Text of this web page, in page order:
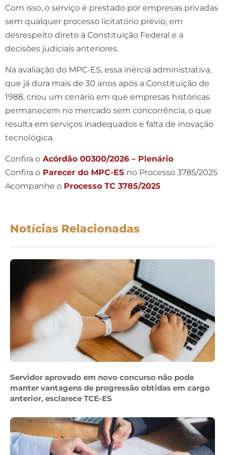
Com isso, o serviço é prestado por empresas privadas
sem qualquer processo licitatório prévio, em
desrespeito direto à Constituição Federal e a
decisões judiciais anteriores.
Na avaliação do MPC-ES, essa inércia administrativa,
que já dura mais de 30 anos após a Constituição de
1988, criou um cenário em que empresas históricas
permanecem no mercado sem concorrência, o que
resulta em serviços inadequados e falta de inovação
tecnológica.
Confira o Acórdão 00300/2026 – Plenário
Confira o Parecer do MPC-ES no Processo 3785/2025
Acompanhe o Processo TC 3785/2025
Notícias Relacionadas
Servidor aprovado em novo concurso não pode
manter vantagens de progressão obtidas em cargo
anterior, esclarece TCE-ES